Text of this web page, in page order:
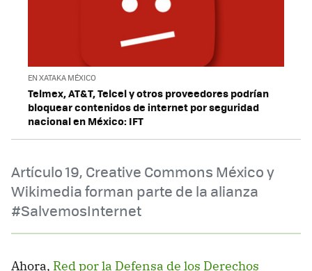
EN XATAKA MÉXICO
Telmex, AT&T, Telcel y otros proveedores podrían
bloquear contenidos de internet por seguridad
nacional en México: IFT
Artículo 19, Creative Commons México y
Wikimedia forman parte de la alianza
#SalvemosInternet
Ahora, Red por la Defensa de los Derechos